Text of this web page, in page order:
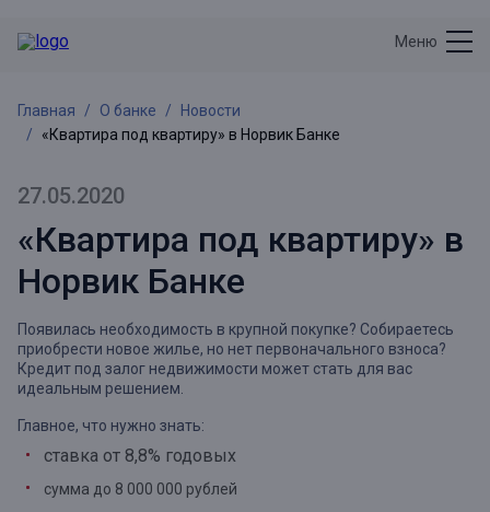
Меню
Главная О банке
Новости
«Квартира под квартиру» в Норвик Банке
27.05.2020
«Квартира под квартиру» в
Норвик Банке
Появилась необходимость в крупной покупке? Собираетесь
приобрести новое жилье, но нет первоначального взноса?
Кредит под залог недвижимости может стать для вас
идеальным решением.
Главное, что нужно знать:
ставка от 8,8% годовых
сумма до 8 000 000 рублей